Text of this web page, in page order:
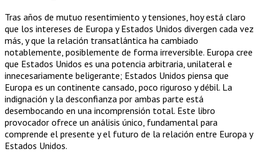
cantidad
Tras años de mutuo resentimiento y tensiones, hoy está claro
que los intereses de Europa y Estados Unidos divergen cada vez
más, y que la relación transatlántica ha cambiado
notablemente, posiblemente de forma irreversible. Europa cree
que Estados Unidos es una potencia arbitraria, unilateral e
innecesariamente beligerante; Estados Unidos piensa que
Europa es un continente cansado, poco riguroso y débil. La
indignación y la desconfianza por ambas parte está
desembocando en una incomprensión total. Este libro
provocador ofrece un análisis único, fundamental para
comprende el presente y el futuro de la relación entre Europa y
Estados Unidos.